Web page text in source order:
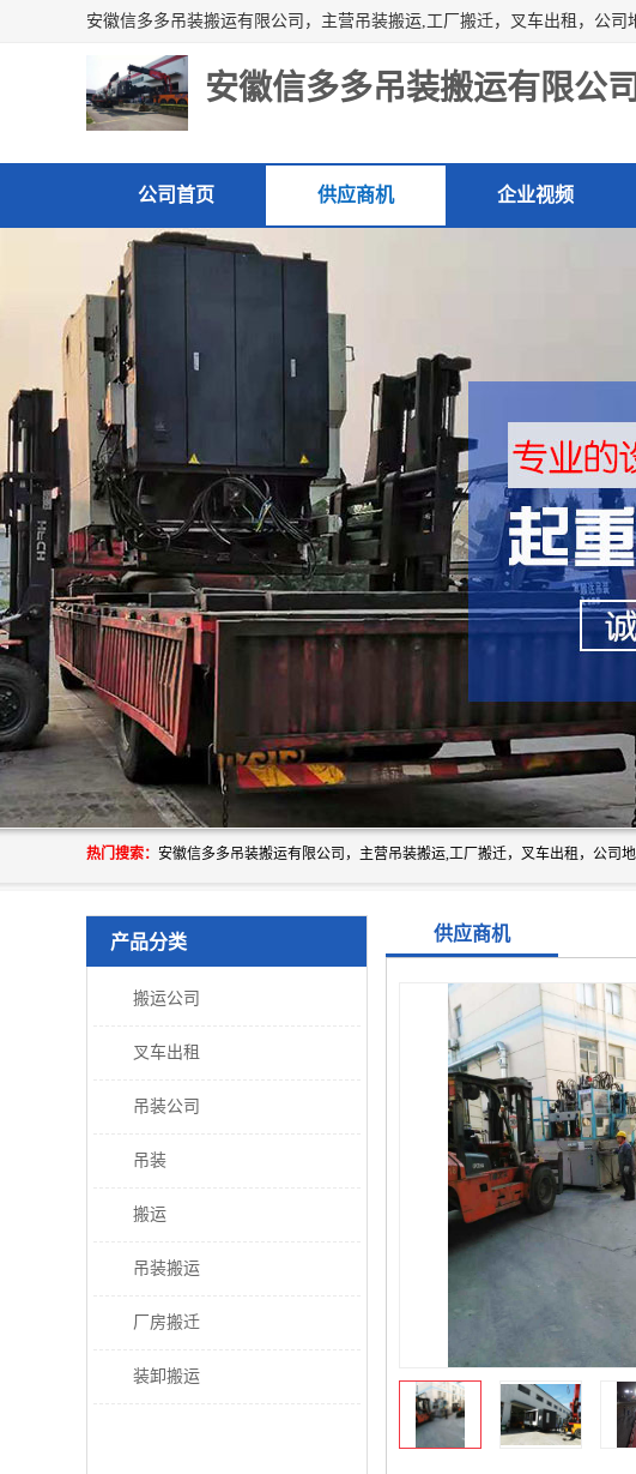
安徽信多多吊装搬运有限公司
公司首页 供应商机 企业视频
热门搜索：
产品分类
搬运公司
叉车出租
吊装公司
吊装
搬运
吊装搬运
厂房搬迁
装卸搬运
供应商机